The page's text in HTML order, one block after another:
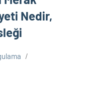
trafik
cezası,
numara
sorgulama,
plaka
Nedir,